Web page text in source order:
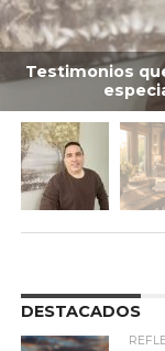
Testimonios
DESTACADOS